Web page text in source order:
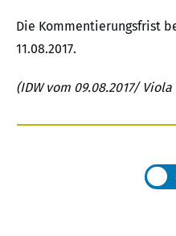
Die Kommentierungsfrist
11.08.2017.
(IDW vom 09.08.2017/